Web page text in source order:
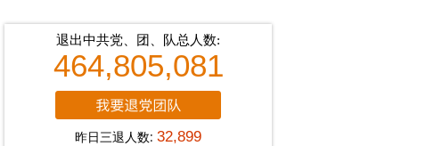
退出中共党、团、队总人数:
464,805,081
昨日三退人数:32,899